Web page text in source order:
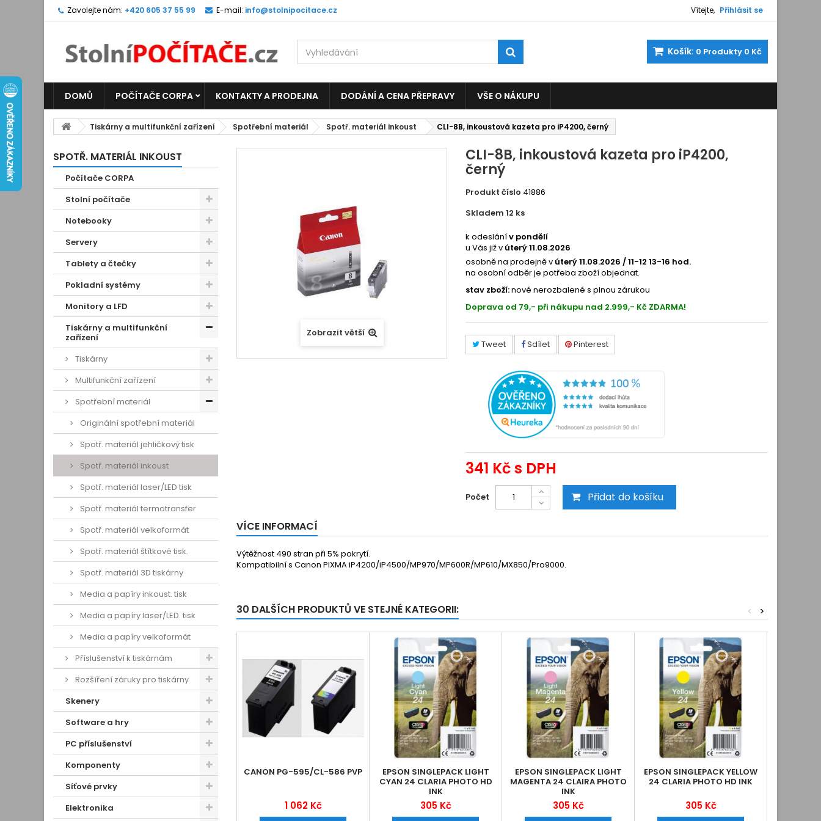
Vítejte, Přihlásit se
Zavolejte nám: +420 605 37 55 99 E-mail: info@stolnipocitace.cz
Košík: 0 Produkty 0 Kč
DOMŮ POČÍTAČE CORPA KONTAKTY A PRODEJNA DODÁNÍ A CENA PŘEPRAVY VŠE O NÁKUPU
Tiskárny a multifunkční zařízení Spotřební materiál Spotř. materiál inkoust CLI-8B, inkoustová kazeta pro iP4200, černý
SPOTŘ. MATERIÁL INKOUST
Počítače CORPA
Stolní počítače
Notebooky
Servery
Tablety a čtečky
Pokladní systémy
Monitory a LFD
Tiskárny a multifunkční
zařízení
Tiskárny
Multifunkční zařízení
Spotřební materiál
Originální spotřební materiál
Spotř. materiál jehličkový tisk
Spotř. materiál inkoust
Spotř. materiál laser/LED tisk
Spotř. materiál termotransfer
Spotř. materiál velkoformát
Spotř. materiál štítkové tisk.
Spotř. materiál 3D tiskárny
Media a papíry inkoust. tisk
Media a papíry laser/LED. tisk
Media a papíry velkoformát
Příslušenství k tiskárnám
Rozšíření záruky pro tiskárny
Skenery
Software a hry
PC příslušenství
Komponenty
Síťové prvky
Elektronika
Zobrazit větší
CLI-8B, inkoustová kazeta pro iP4200,
černý
Produkt číslo 41886
Skladem 12 ks
k odeslánív pondělí
u Vás již v úterý 11.08.2026
osobně na prodejně v úterý 11.08.2026 / 11-12 13-16 hod.
na osobní odběr je potřeba zboží objednat.
stav zboží:nové nerozbalené s plnou zárukou
Doprava od 79,- při nákupu nad 2.999,- Kč ZDARMA!
Tweet Sdílet Pinterest
341 Kčs DPH
Počet Přidat do košíku
VÍCE INFORMACÍ
Výtěžnost 490 stran při 5% pokrytí.
Kompatibilní s Canon PIXMA iP4200/iP4500/MP970/MP600R/MP610/MX850/Pro9000.
30 DALŠÍCH PRODUKTŮ VE STEJNÉ KATEGORII: >
<
CANON PG-595/CL-586 PVP
1 062 Kč
EPSON SINGLEPACK LIGHT
CYAN 24 CLARIA PHOTO HD
INK
305 Kč
EPSON SINGLEPACK LIGHT
MAGENTA 24 CLAIRA PHOTO
INK
305 Kč
EPSON SINGLEPACK YELLOW
24 CLARIA PHOTO HD INK
305 Kč